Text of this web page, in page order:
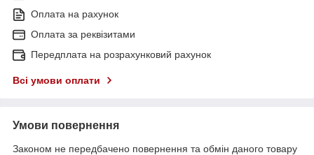
Оплата на рахунок
Оплата за реквізитами
Передплата на розрахунковий рахунок
Всі умови оплати
Умови повернення
Законом не передбачено повернення та обмін даного товару